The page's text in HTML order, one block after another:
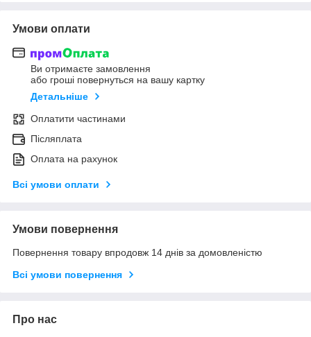
Умови оплати
Ви отримаєте замовлення
або гроші повернуться на вашу картку
Детальніше
Оплатити частинами
Післяплата
Оплата на рахунок
Всі умови оплати
Умови повернення
Повернення товару впродовж 14 днів за домовленістю
Всі умови повернення
Про нас